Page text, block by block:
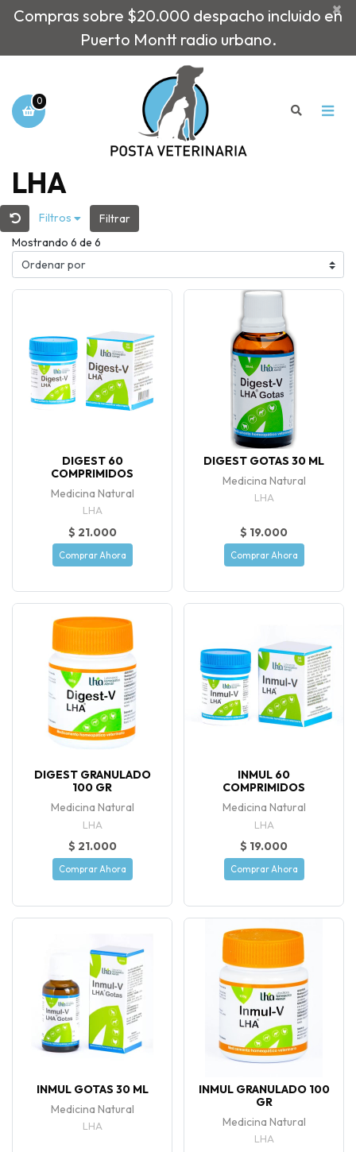
Compras sobre $20.000 despacho incluido en
Puerto Montt radio urbano.
×
0
LHA
Filtros
Filtrar
Mostrando 6 de 6
DIGEST 60
COMPRIMIDOS
Medicina Natural
LHA
$ 21.000
Comprar Ahora
DIGEST GOTAS 30 ML
Medicina Natural
LHA
$ 19.000
Comprar Ahora
DIGEST GRANULADO
100 GR
Medicina Natural
LHA
$ 21.000
Comprar Ahora
INMUL 60
COMPRIMIDOS
Medicina Natural
LHA
$ 19.000
Comprar Ahora
INMUL GOTAS 30 ML
Medicina Natural
LHA
INMUL GRANULADO 100
GR
Medicina Natural
LHA